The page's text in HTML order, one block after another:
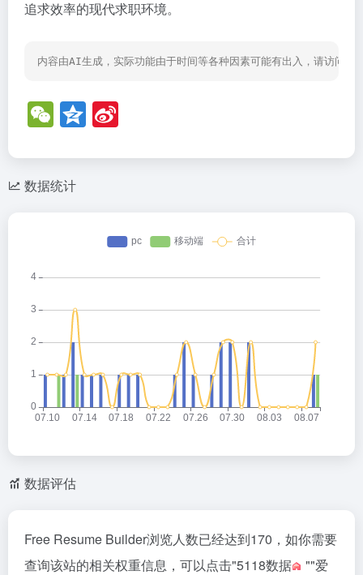
追求效率的现代求职环境。
内容由AI生成，实际功能由于时间等各种因素可能有出入，请访问网
W
e
C
h
Q
z
o a
b
o
数据统计
数据评估
Free Resume Builder浏览人数已经达到170，如你需要
查询该站的相关权重信息，可以点击"5118数据 ""爱